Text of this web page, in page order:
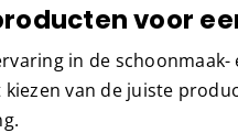
voor
in de
van de juiste